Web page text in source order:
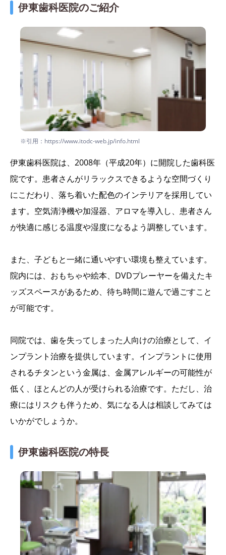
伊東歯科医院のご紹介
※引用：https://www.itodc-web.jp/info.html
伊東歯科医院は、2008年（平成20年）に開院した歯科医
院です。患者さんがリラックスできるような空間づくり
にこだわり、落ち着いた配色のインテリアを採用してい
ます。空気清浄機や加湿器、アロマを導入し、患者さん
が快適に感じる温度や湿度になるよう調整しています。
また、子どもと一緒に通いやすい環境も整えています。
院内には、おもちゃや絵本、DVDプレーヤーを備えたキ
ッズスペースがあるため、待ち時間に遊んで過ごすこと
が可能です。
同院では、歯を失ってしまった人向けの治療として、イ
ンプラント治療を提供しています。インプラントに使用
されるチタンという金属は、金属アレルギーの可能性が
低く、ほとんどの人が受けられる治療です。ただし、治
療にはリスクも伴うため、気になる人は相談してみては
いかがでしょうか。
伊東歯科医院の特長